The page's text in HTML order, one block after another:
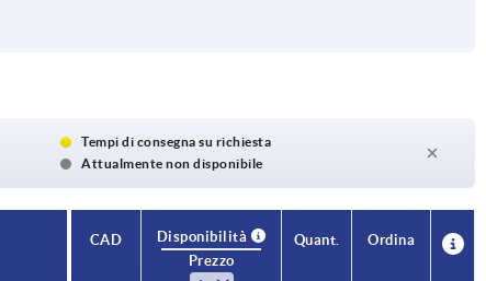
Tempi di consegna su richiesta
Attualmente non disponibile
CAD
Disponibilità
Prezzo
Quant. Ordina